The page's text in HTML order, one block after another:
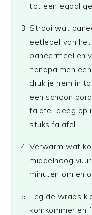
tot een egaal
Strooi wat
eetlepel van het
paneermeel en
handpalmen
druk je hem in
een schoon
falafel-deeg op
stuks falafel.
Verwarm wat
middelhoog
minuten om en
Leg de wraps
komkommer en